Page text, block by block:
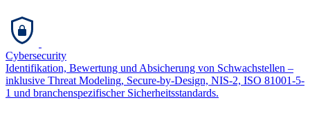
Cybersecurity
Identifikation, Bewertung und Absicherung von Schwachstellen –
inklusive Threat Modeling, Secure-by-Design, NIS-2, ISO 81001-5-
1 und branchenspezifischer Sicherheitsstandards.